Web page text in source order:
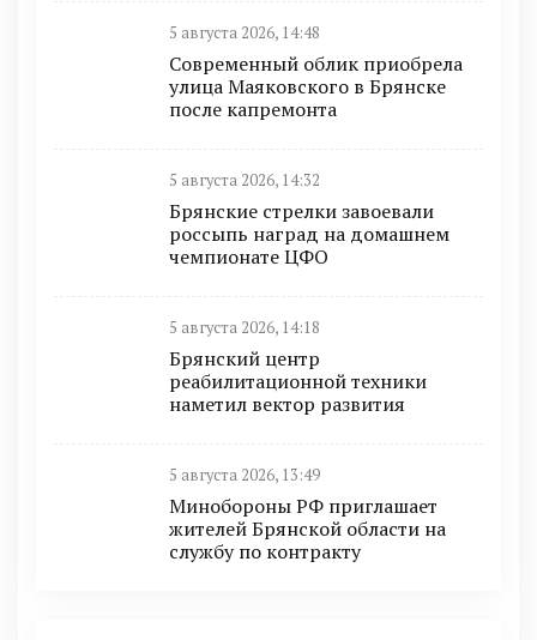
5 августа 2026, 14:48
Современный облик приобрела
улица Маяковского в Брянске
после капремонта
5 августа 2026, 14:32
Брянские стрелки завоевали
россыпь наград на домашнем
чемпионате ЦФО
5 августа 2026, 14:18
Брянский центр
реабилитационной техники
наметил вектор развития
5 августа 2026, 13:49
Минобoроны РФ приглaшaет
житeлeй Брянской области на
службу по контракту